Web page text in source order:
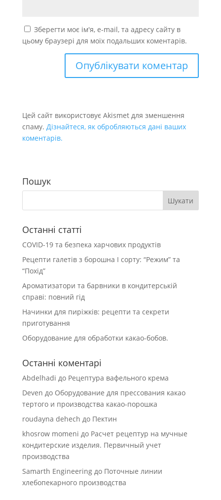
Зберегти моє ім'я, e-mail, та адресу сайту в
цьому браузері для моїх подальших коментарів.
Цей сайт використовує Akismet для зменшення
спаму. Дізнайтеся, як обробляються дані ваших
коментарів.
Пошук
Останні статті
COVID-19 та безпека харчових продуктів
Рецепти галетів з борошна І сорту: “Режим” та
“Похід”
Ароматизатори та барвники в кондитерській
справі: повний гід
Начинки для пиріжків: рецепти та секрети
приготування
Оборудование для обработки какао-бобов.
Останні коментарі
Abdelhadi до Рецептура вафельного крема
Deven до Оборудование для прессования какао
тертого и производства какао-порошка
roudayna dehech до Пектин
khosrow momeni до Расчет рецептур на мучные
кондитерские изделия. Первичный учет
производства
Samarth Engineeringдо Поточные линии
хлебопекарного производства